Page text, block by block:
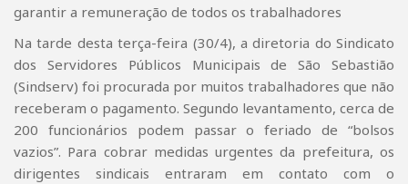
garantir a remuneração de todos os trabalhadores
Na tarde desta terça-feira (30/4), a diretoria do Sindicato
dos Servidores Públicos Municipais de São Sebastião
(Sindserv) foi procurada por muitos trabalhadores que não
receberam o pagamento. Segundo levantamento, cerca de
200 funcionários podem passar o feriado de “bolsos
vazios”. Para cobrar medidas urgentes da prefeitura, os
dirigentes sindicais entraram em contato com o